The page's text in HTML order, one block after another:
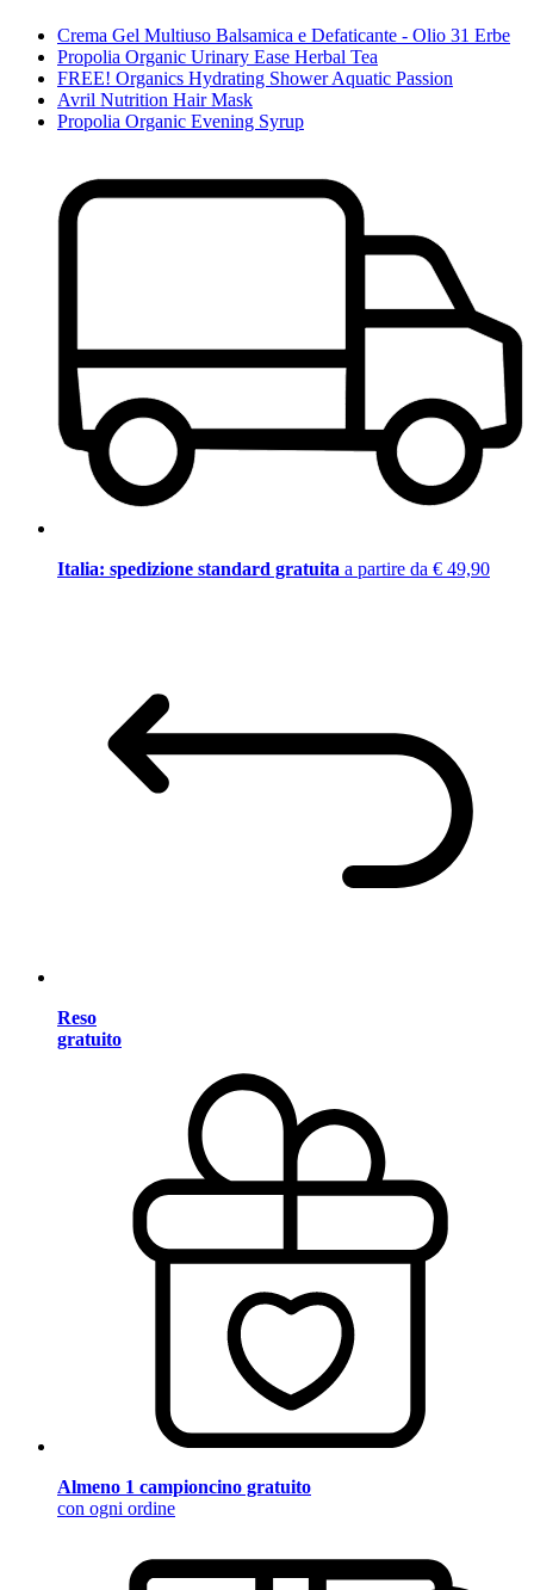
Crema Gel Multiuso Balsamica e Defaticante - Olio 31 Erbe
Propolia Organic Urinary Ease Herbal Tea
FREE! Organics Hydrating Shower Aquatic Passion
Avril Nutrition Hair Mask
Propolia Organic Evening Syrup
Italia: spedizione standard gratuita a partire da € 49,90
Reso
gratuito
Almeno 1 campioncino gratuito
con ogni ordine